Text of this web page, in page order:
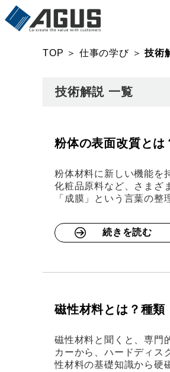
TOP ＞ 仕事の学び＞技術
技術解説 一覧
粉体の表面改質と
粉体材料に新しい機能を
化粧品原料など、さまざ
「成膜」という言葉の
続きを読む
磁性材料とは？種
磁性材料と聞くと、専門
カーから、ハードディス
性材料の基礎知識から硬